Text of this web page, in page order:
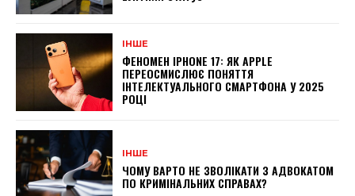
ІНШЕ
ФЕНОМЕН IPHONE 17: ЯК APPLE
ПЕРЕОСМИСЛЮЄ ПОНЯТТЯ
ІНТЕЛЕКТУАЛЬНОГО СМАРТФОНА У 2025
РОЦІ
ІНШЕ
ЧОМУ ВАРТО НЕ ЗВОЛІКАТИ З АДВОКАТОМ
ПО КРИМІНАЛЬНИХ СПРАВАХ?